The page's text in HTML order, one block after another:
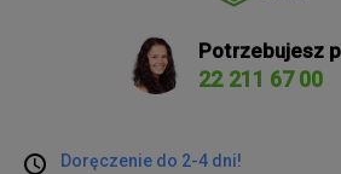
Potrzebujesz
22 211 67 00
Doręczenie do 2-4 dni!